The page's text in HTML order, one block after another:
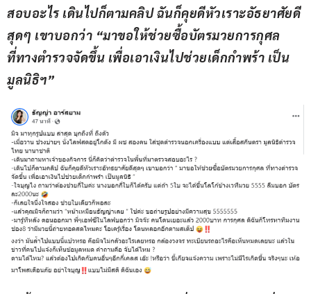
สอบอะไร เดินไปก็ตามคลิป ฉันก็คุยดีหัวเราะอัธยาศัยดี
สุดๆ เขาบอกว่า “มาขอให้ช่วยซื้อบัตรมวยการกุศล
ที่ทางตำรวจจัดขึ้น เพื่อเอาเงินไปช่วยเด็กกำพร้า เป็น
มูลนิธิฯ”